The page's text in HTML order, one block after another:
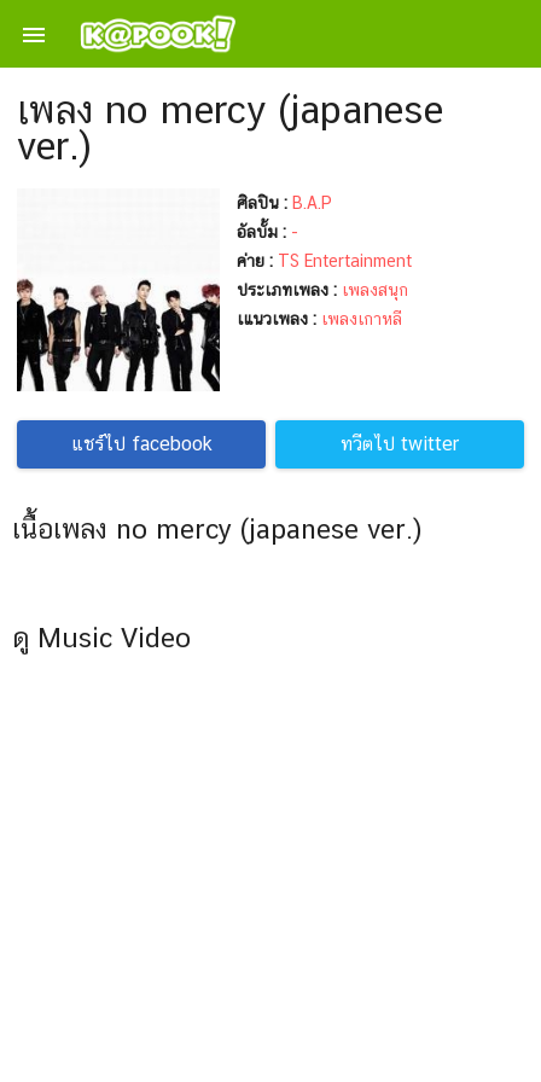

เพลง no mercy (japanese
ver.)
ศิลปิน : B.A.P
อัลบั้ม : -
ค่าย : TS Entertainment
ประเภทเพลง : เพลงสนุก
เแนวเพลง : เพลงเกาหลี
แชร์ไป facebook ทวีตไป twitter
เนื้อเพลง no mercy (japanese ver.)
ดู Music Video